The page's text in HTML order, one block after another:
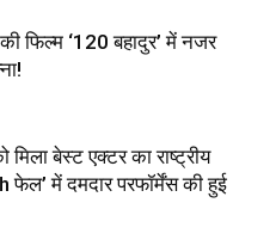
फिल्म ‘120 बहादुर’ में नजर
मिला बेस्ट एक्टर का राष्ट्रीय
फेल’ में दमदार परफॉर्मेंस की हुई